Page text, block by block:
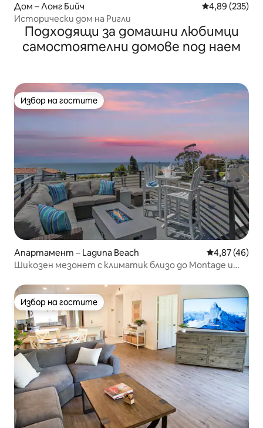
Дом – Лонг Бийч Средна
4,89 (235)
Исторически дом на Ригли
Подходящи за домашни любимци
самостоятелни домове под наем
Избор на гостите
Избор на гостите
Апартамент – Laguna Beach Средна
4,87 (46)
Шикозен мезонет с климатик близо до Montage и
Избор на гостите
Избор на гостите